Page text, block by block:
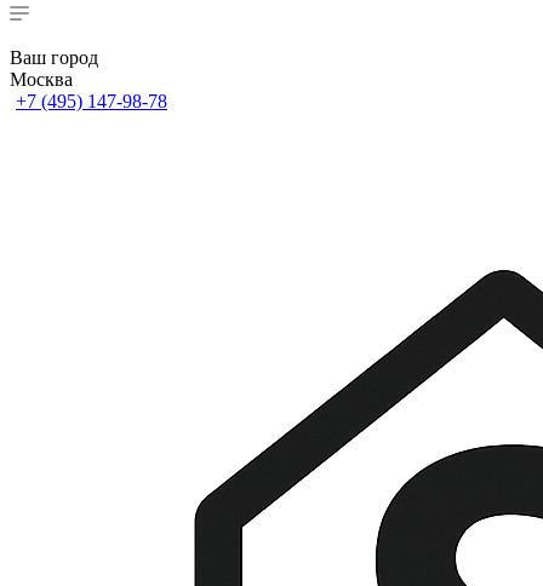
Ваш город
Москва
+7 (495) 147-98-78